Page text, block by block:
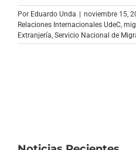
Por Eduardo Unda | noviembre 15,
Relaciones Internacionales UdeC
Extranjería Servicio Nacional de